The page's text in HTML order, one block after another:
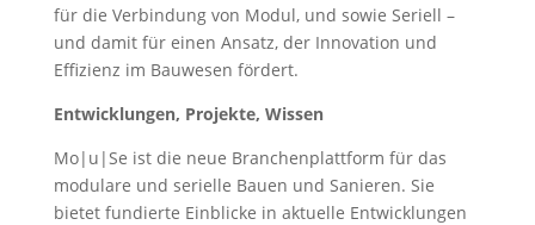
für die Verbindung von Modul, und sowie Seriell –
und damit für einen Ansatz, der Innovation und
Effizienz im Bauwesen fördert.
Entwicklungen, Projekte, Wissen
Mo|u|Se ist die neue Branchenplattform für das
modulare und serielle Bauen und Sanieren. Sie
bietet fundierte Einblicke in aktuelle Entwicklungen